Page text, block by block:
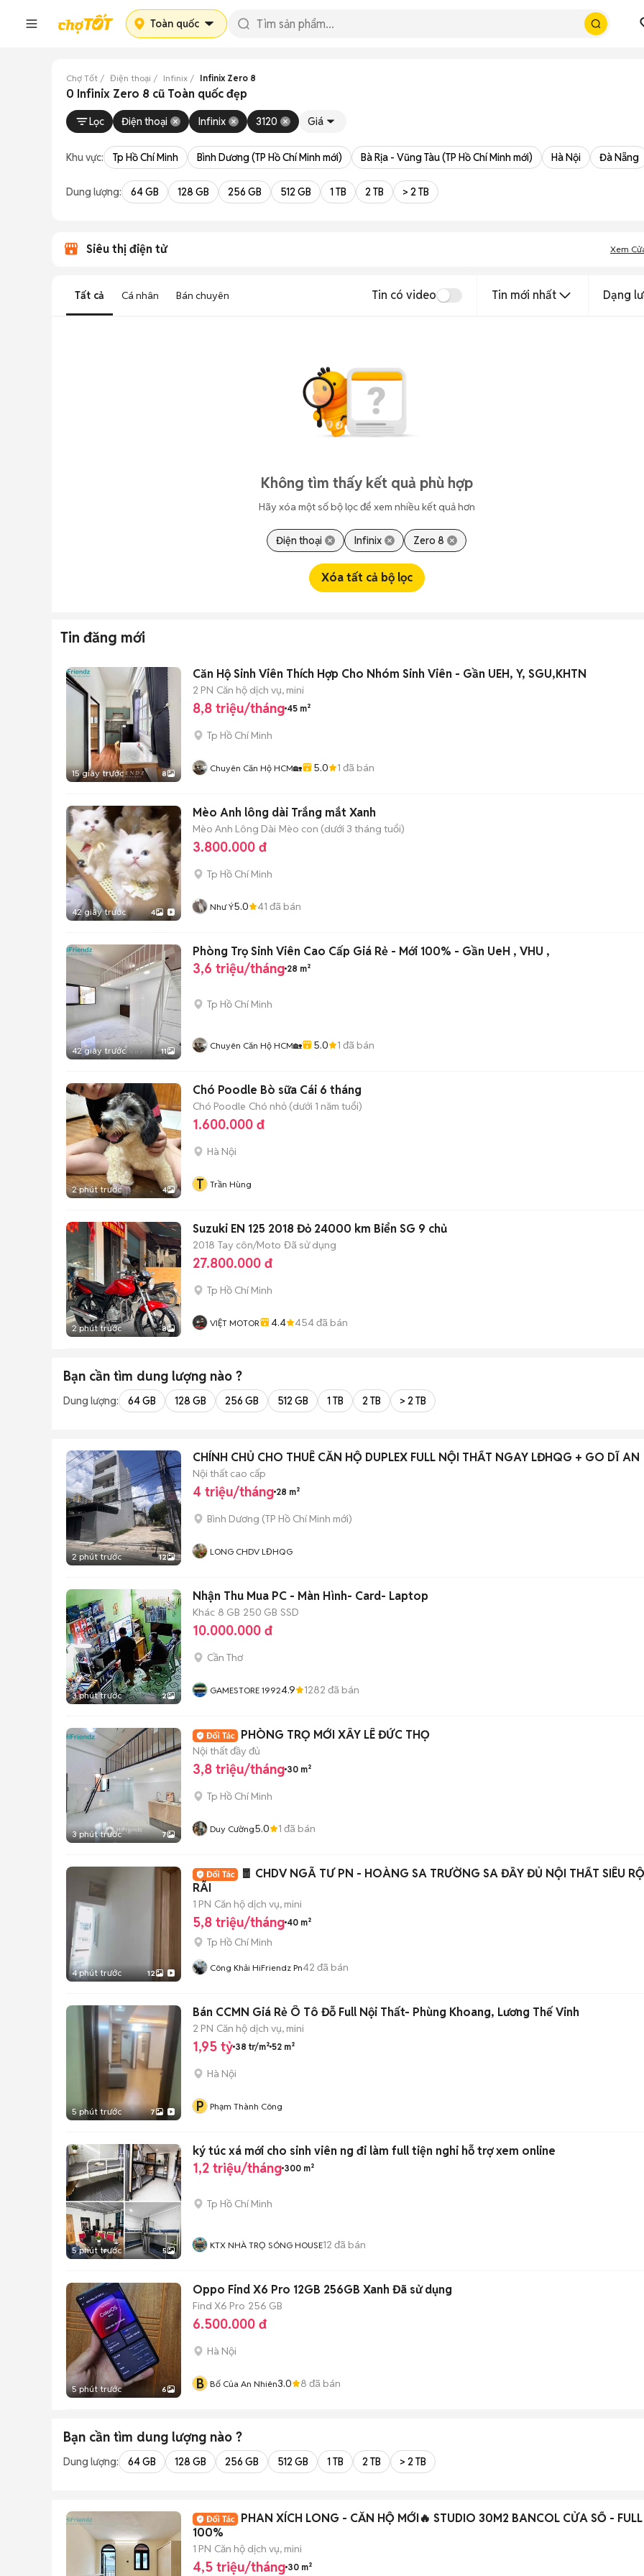
Toàn quốc
Chợ Tốt Điện thoại Infinix Infinix Zero 8
0 Infinix Zero 8 cũ Toàn quốc đẹp
Lọc Điện thoại Infinix 3120 Giá
Khu vực: Tp Hồ Chí Minh Bình Dương (TP Hồ Chí Minh mới) Bà Rịa - Vũng Tàu (TP Hồ Chí Minh mới) Hà Nội Đà Nẵng
Dung lượng: 64 GB 128 GB 256 GB 512 GB 1 TB 2 TB > 2 TB
Siêu thị điện tử Xem
Tất cả Cá nhân Bán chuyên Tin có video Tin mới nhất Dạng
Không tìm thấy kết quả phù hợp
Hãy xóa một số bộ lọc để xem nhiều kết quả hơn
Điện thoại Infinix Zero 8
Xóa tất cả bộ lọc
Tin đăng mới
15 giây trước 8
Căn Hộ Sinh Viên Thích Hợp Cho Nhóm Sinh Viên - Gần UEH, Y, SGU,KHTN
2 PN Căn hộ dịch vụ, mini
8,8 triệu/tháng 45 m²
Tp Hồ Chí Minh
Chuyên Căn Hộ HCM🏡 5.0 1 đã bán
42 giây trước 4
Mèo Anh lông dài Trắng mắt Xanh
Mèo Anh Lông Dài Mèo con (dưới 3 tháng tuổi)
3.800.000 đ
Tp Hồ Chí Minh
Như Ý5.0 41 đã bán
42 giây trước 11
Phòng Trọ Sinh Viên Cao Cấp Giá Rẻ - Mới 100% - Gần UeH , VHU ,
3,6 triệu/tháng 28 m²
Tp Hồ Chí Minh
Chuyên Căn Hộ HCM🏡 5.0 1 đã bán
2 phút trước 4
Chó Poodle Bò sữa Cái 6 tháng
Chó Poodle Chó nhỏ (dưới 1 năm tuổi)
1.600.000 đ
Hà Nội
T Trần Hùng
2 phút trước 8
Suzuki EN 125 2018 Đỏ 24000 km Biển SG 9 chủ
2018 Tay côn/Moto Đã sử dụng
27.800.000 đ
Tp Hồ Chí Minh
VIỆT MOTOR 4.4 454đã bán
Bạn cần tìm dung lượng nào ?
Dung lượng: 64 GB 128 GB 256 GB 512 GB 1 TB 2 TB > 2 TB
2 phút trước 12
CHÍNH CHỦ CHO THUÊ CĂN HỘ DUPLEX FULL NỘI THẤT NGAY LĐHQG + GO DĨ AN
Nội thất cao cấp
4 triệu/tháng 28 m²
Bình Dương (TP Hồ Chí Minh mới)
LONG CHDV LĐHQG
3 phút trước 2
Nhận Thu Mua PC - Màn Hình- Card- Laptop
Khác 8 GB 250 GB SSD
10.000.000 đ
Cần Thơ
GAMESTORE 19924.9 1282 đã bán
3 phút trước 7
PHÒNG TRỌ MỚI XÂY LÊ ĐỨC THỌ
Nội thất đầy đủ
3,8 triệu/tháng 30 m²
Tp Hồ Chí Minh
Duy Cường5.0 1 đã bán
4 phút trước 12
🧧 CHDV NGÃ TƯ PN - HOÀNG SA TRƯỜNG SA ĐẦY ĐỦ NỘI THẤT SIÊU
RÃI
1 PN Căn hộ dịch vụ, mini
5,8 triệu/tháng 40 m²
Tp Hồ Chí Minh
Công Khải HiFriendz Pn42 đã bán
5 phút trước 7
Bán CCMN Giá Rẻ Ô Tô Đỗ Full Nội Thất- Phùng Khoang, Lương Thế Vinh
2 PN Căn hộ dịch vụ, mini
1,95 tỷ 38 tr/m² 52 m²
Hà Nội
P Phạm Thành Công
5 phút trước 5
ký túc xá mới cho sinh viên ng đi làm full tiện nghi hỗ trợ xem online
1,2 triệu/tháng 300 m²
Tp Hồ Chí Minh
KTX NHÀ TRỌ SÓNG HOUSE12 đã bán
5 phút trước 6
Oppo Find X6 Pro 12GB 256GB Xanh Đã sử dụng
Find X6 Pro 256 GB
6.500.000 đ
Hà Nội
B Bố Của An Nhiên3.0 8 đã bán
Bạn cần tìm dung lượng nào ?
Dung lượng: 64 GB 128 GB 256 GB 512 GB 1 TB 2 TB > 2 TB
PHAN XÍCH LONG - CĂN HỘ MỚI🔥 STUDIO 30M2 BANCOL CỬA SỔ -
100%
1 PN Căn hộ dịch vụ, mini
4,5 triệu/tháng 30 m²